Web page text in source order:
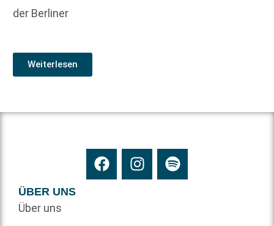
der Berliner
Weiterlesen
ÜBER UNS
Über uns